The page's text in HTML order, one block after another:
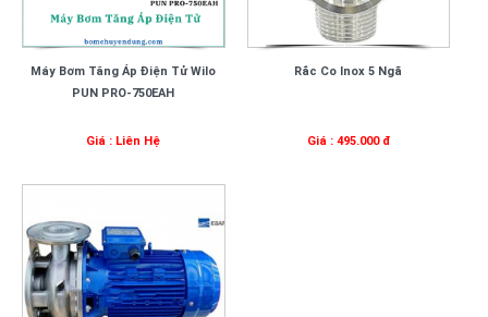
Máy Bơm Tăng Áp Điện Tử Wilo
PUN PRO-750EAH
Giá : Liên Hệ
Rắc Co Inox 5 Ngã
Giá : 495.000 đ